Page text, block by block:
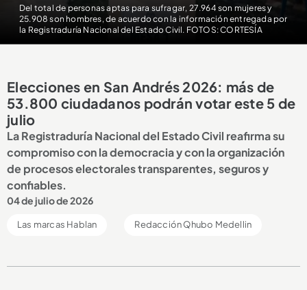
Del total de personas aptas para sufragar, 27.964 son mujeres y
25.908 son hombres, de acuerdo con la información entregada por
la Registraduría Nacional del Estado Civil. FOTOS: CORTESÍA
Elecciones en San Andrés 2026: más de
53.800 ciudadanos podrán votar este 5 de
julio
La Registraduría Nacional del Estado Civil reafirma su
compromiso con la democracia y con la organización
de procesos electorales transparentes, seguros y
confiables.
04 de julio de 2026
Las marcas Hablan Redacción Qhubo Medellin